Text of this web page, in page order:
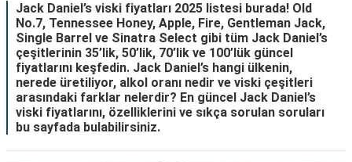
Jack Daniel’s viski fiyatları 2025 listesi burada! Old
No.7, Tennessee Honey, Apple, Fire, Gentleman Jack,
Single Barrel ve Sinatra Select gibi tüm Jack Daniel’s
çeşitlerinin 35’lik, 50’lik, 70’lik ve 100’lük güncel
fiyatlarını keşfedin. Jack Daniel’s hangi ülkenin,
nerede üretiliyor, alkol oranı nedir ve viski çeşitleri
arasındaki farklar nelerdir? En güncel Jack Daniel’s
viski fiyatlarını, özelliklerini ve sıkça sorulan soruları
bu sayfada bulabilirsiniz.